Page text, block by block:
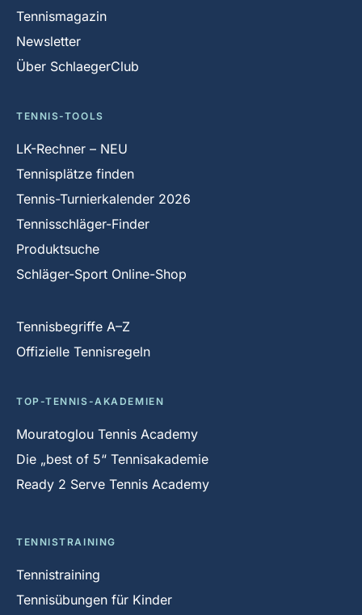
Tennismagazin
Newsletter
Über SchlaegerClub
TENNIS-TOOLS
LK-Rechner – NEU
Tennisplätze finden
Tennis-Turnierkalender 2026
Tennisschläger-Finder
Produktsuche
Schläger-Sport Online-Shop
Tennisbegriffe A–Z
Offizielle Tennisregeln
TOP-TENNIS-AKADEMIEN
Mouratoglou Tennis Academy
Die „best of 5“ Tennisakademie
Ready 2 Serve Tennis Academy
TENNISTRAINING
Tennistraining
Tennisübungen für Kinder